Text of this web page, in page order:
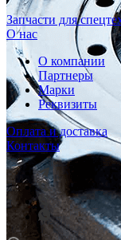
Запчасти для
О нас
О компании
Партнеры
Марки
Реквизиты
Оплата и доставка
Контакты